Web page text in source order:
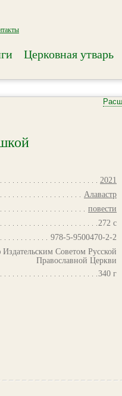
Церковная утварь
2021
Алавастр
повести
272 с
978-5-9500470-2-2
Советом Русской
Православной Церкви
340 г